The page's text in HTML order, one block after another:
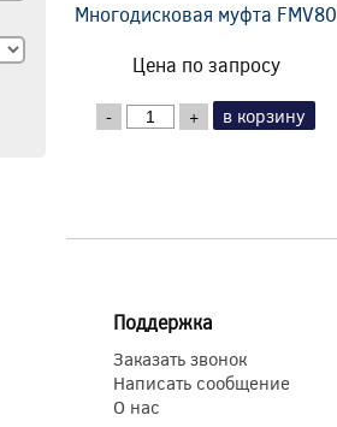
Многодисковая муфта FMV80
Цена по запросу
- + в корзину
Поддержка
Заказать звонок
Написать сообщение
О нас